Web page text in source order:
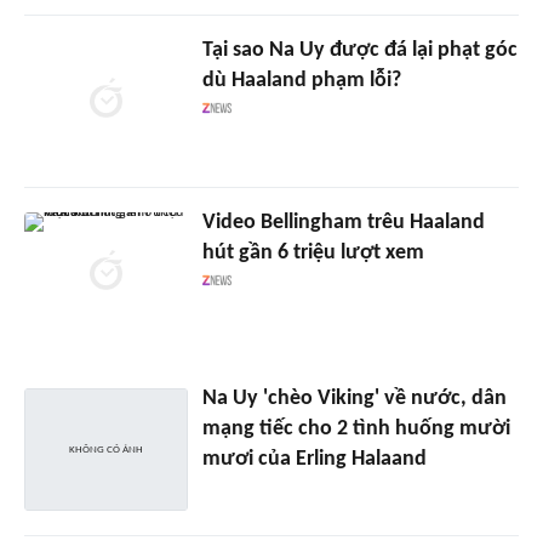
Tại sao Na Uy được đá lại phạt góc
dù Haaland phạm lỗi?
Video Bellingham trêu Haaland
hút gần 6 triệu lượt xem
Na Uy 'chèo Viking' về nước, dân
mạng tiếc cho 2 tình huống mười
mươi của Erling Halaand